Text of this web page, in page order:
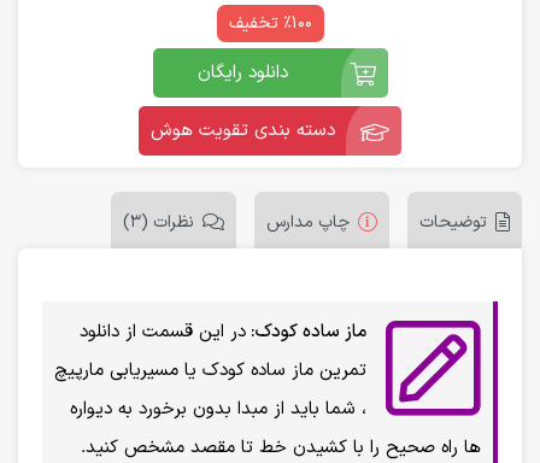
٪100 تخفیف
دانلود رایگان
دسته بندی تقویت هوش
توضیحات چاپ مدارس نظرات (3)
ماز ساده کودک: در این قسمت از دانلود
تمرین ماز ساده کودک یا مسیریابی مارپیچ
، شما باید از مبدا بدون برخورد به دیواره
ها راه صحیح را با کشیدن خط تا مقصد مشخص کنید.